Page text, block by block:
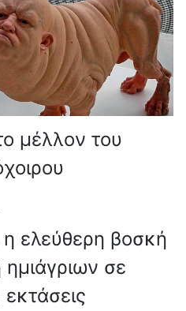
μέλλον του
η ελεύθερη βοσκή
σε